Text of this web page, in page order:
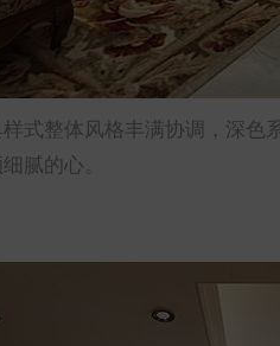
式整体风格丰满协调，深
腻的心。